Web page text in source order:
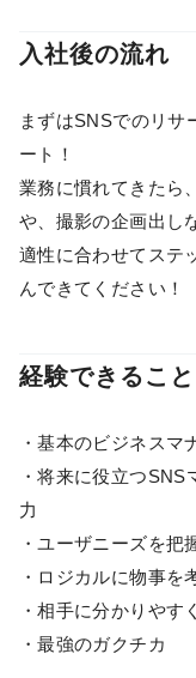
入社後の流れ
まずはSNSでのリサ
ート！
業務に慣れてきたら
や、撮影の企画出し
適性に合わせてステ
んできてください！
経験できること
・基本のビジネスマ
・将来に役立つ
力
・ユーザニーズを把
・ロジカルに物事を
・相手に分かりやす
・最強のガクチカ